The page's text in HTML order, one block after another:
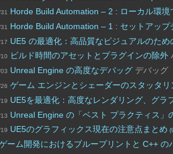
Horde Build Automation – 2 : ローカル環境
Horde Build Automation – 1 : セットアップ
UE5 の最適化：高品質なビジュアルのた
ビルド時間のアセットとプラグインの除外
Unreal Engine の高度なデバッグデバッグ
ゲーム エンジンとシェーダーのスタッタ
UE5を最適化：高度なレンダリング、グラ
Unreal Engine の「ベスト プラクティス」
UE5のグラフィックス現在の注意点まとめ
ーム開発におけるブループリントと C++ の